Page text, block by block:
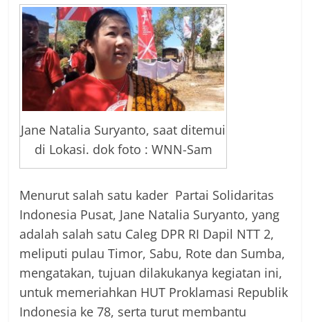
Jane Natalia Suryanto, saat ditemui
di Lokasi. dok foto : WNN-Sam
Menurut salah satu kader Partai Solidaritas
Indonesia Pusat, Jane Natalia Suryanto, yang
adalah salah satu Caleg DPR RI Dapil NTT 2,
meliputi pulau Timor, Sabu, Rote dan Sumba,
mengatakan, tujuan dilakukanya kegiatan ini,
untuk memeriahkan HUT Proklamasi Republik
Indonesia ke 78, serta turut membantu